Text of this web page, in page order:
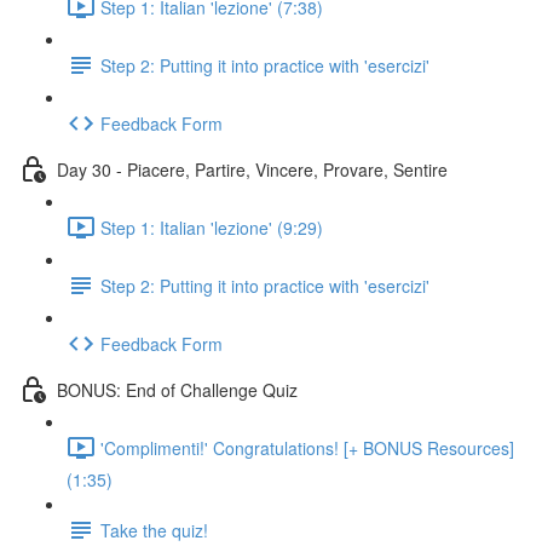
Step 1: Italian 'lezione' (7:38)
Step 2: Putting it into practice with 'esercizi'
Feedback Form
Day 30 - Piacere, Partire, Vincere, Provare, Sentire
Step 1: Italian 'lezione' (9:29)
Step 2: Putting it into practice with 'esercizi'
Feedback Form
BONUS: End of Challenge Quiz
'Complimenti!' Congratulations! [+ BONUS Resources]
(1:35)
Take the quiz!